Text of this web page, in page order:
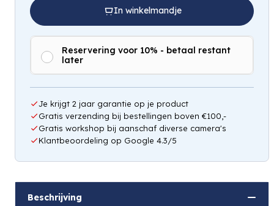
In winkelmandje
Reservering voor 10% - betaal restant
later
Je krijgt 2 jaar garantie op je product
Gratis verzending bij bestellingen boven €100,-
Gratis workshop bij aanschaf diverse camera's
Klantbeoordeling op Google 4.3/5
Beschrijving